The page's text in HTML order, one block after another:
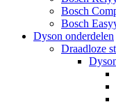
Bosch
Bosch
Dyson onderdelen
Draadloze